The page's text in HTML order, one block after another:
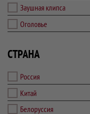
Заушная клипса
Оголовье
СТРАНА
Россия
Китай
Белоруссия